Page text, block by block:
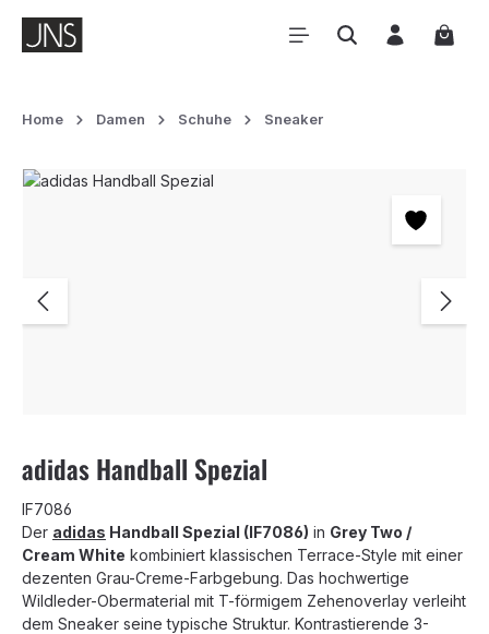
Zum Hauptinhalt springen
Home Damen Schuhe Sneaker
Bildergalerie überspringen
adidas Handball Spezial
IF7086
Der adidas Handball Spezial (IF7086) in Grey Two /
Cream White kombiniert klassischen Terrace-Style mit einer
dezenten Grau-Creme-Farbgebung. Das hochwertige
Wildleder-Obermaterial mit T-förmigem Zehenoverlay verleiht
dem Sneaker seine typische Struktur. Kontrastierende 3-